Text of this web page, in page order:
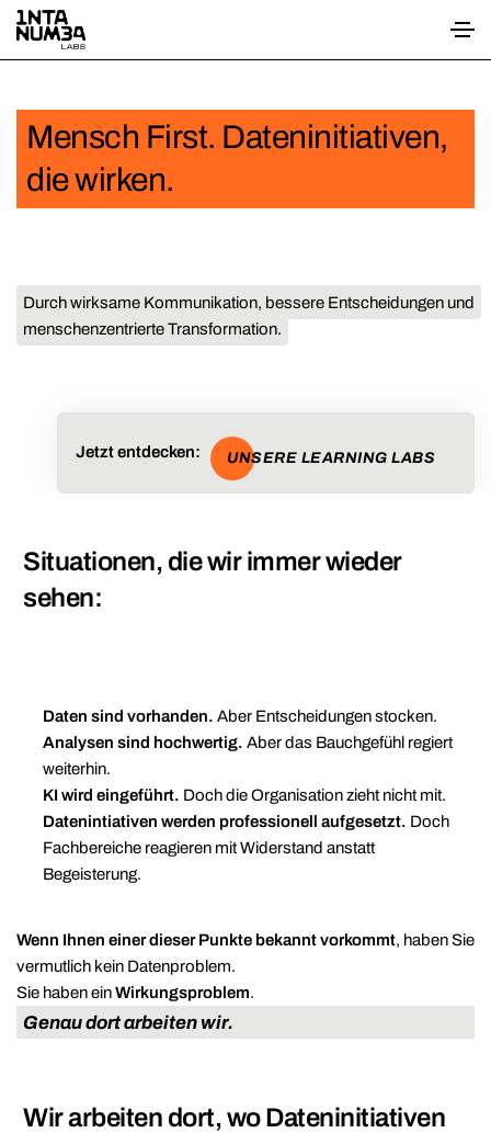
Mensch First. Dateninitiativen,
die wirken.
Durch wirksame Kommunikation, bessere Entscheidungen und
menschenzentrierte Transformation.
Jetzt entdecken: UNSERE LEARNING LABS
Situationen, die wir immer wieder
sehen:
Daten sind vorhanden. Aber Entscheidungen stocken.
Analysen sind hochwertig. Aber das Bauchgefühl regiert
weiterhin.
KI wird eingeführt. Doch die Organisation zieht nicht mit.
Datenintiativen werden professionell aufgesetzt. Doch
Fachbereiche reagieren mit Widerstand anstatt
Begeisterung.
Wenn Ihnen einer dieser Punkte bekannt vorkommt, haben Sie
vermutlich kein Datenproblem.
Sie haben einWirkungsproblem.
Genau dort arbeiten wir.
Wir arbeiten dort, wo Dateninitiativen